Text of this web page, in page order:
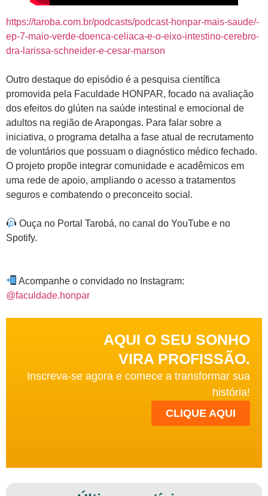
https://taroba.com.br/podcasts/podcast-honpar-mais-saude/-
ep-7-maio-verde-doenca-celiaca-e-o-eixo-intestino-cerebro-
dra-larissa-schneider-e-cesar-marson
Outro destaque do episódio é a pesquisa científica
promovida pela Faculdade HONPAR, focado na avaliação
dos efeitos do glúten na saúde intestinal e emocional de
adultos na região de Arapongas. Para falar sobre a
iniciativa, o programa detalha a fase atual de recrutamento
de voluntários que possuam o diagnóstico médico fechado.
O projeto propõe integrar comunidade e acadêmicos em
uma rede de apoio, ampliando o acesso a tratamentos
seguros e combatendo o preconceito social.
Ouça no Portal Tarobá, no canal do YouTube e no
Spotify.
Acompanhe o convidado no Instagram:
@faculdade.honpar
AQUI O SEU SONHO
VIRA PROFISSÃO.
Inscreva-se agora e comece a transformar sua
história!
CLIQUE AQUI